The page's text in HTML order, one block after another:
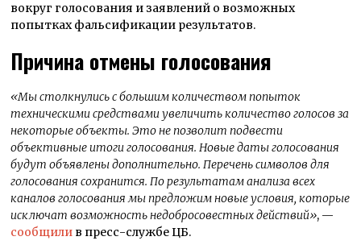
вокруг голосования и заявлений о возможных
попытках фальсификации результатов.
Причина отмены голосования
«Мы столкнулись с большим количеством попыток
техническими средствами увеличить количество голосов за
некоторые объекты. Это не позволит подвести
объективные итоги голосования. Новые даты голосования
будут объявлены дополнительно. Перечень символов для
голосования сохранится. По результатам анализа всех
каналов голосования мы предложим новые условия, которые
исключат возможность недобросовестных действий», —
сообщили в пресс-службе ЦБ.